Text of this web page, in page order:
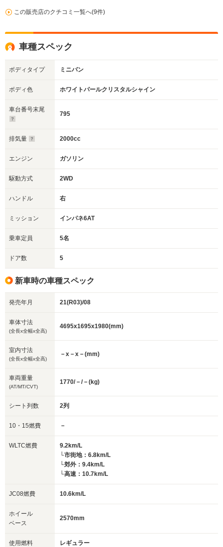
この販売店のクチコミ一覧へ(9件)
車種スペック
ボディタイプ ミニバン
ボディ色 ホワイトパールクリスタルシャイン
車台番号末尾
795
排気量 2000cc
エンジン ガソリン
駆動方式 2WD
ハンドル 右
ミッション インパネ6AT
乗車定員 5名
ドア数 5
新車時の車種スペック
発売年月 21(R03)/08
車体寸法
(全長x全幅x全高)
4695x1695x1980(mm)
室内寸法
(全長x全幅x全高)
－x－x－(mm)
車両重量
(AT/MT/CVT)
1770/－/－(kg)
シート列数 2列
10・15燃費 －
WLTC燃費
9.2km/L
└市街地：6.8km/L
└郊外：9.4km/L
└高速：10.7km/L
JC08燃費 10.6km/L
ホイール
ベース
2570mm
使用燃料 レギュラー